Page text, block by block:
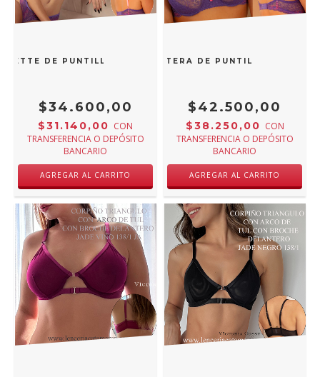
DE PUNTILLA DATILA VIOLETA Y ROSA 120DATI
$34.600,00
$31.140,00 CON
TRANSFERENCIA O DEPÓSITO
BANCARIO
AGREGAR AL CARRITO
COSSY CORPIÑO COPA ENTERA DE PUNTILLA DATILA
$42.500,00
$38.250,00 CON
TRANSFERENCIA O DEPÓSITO
BANCARIO
AGREGAR AL CARRITO